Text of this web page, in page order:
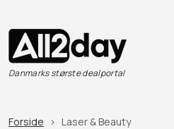
Danmarks største dealportal
Forside Laser & Beauty